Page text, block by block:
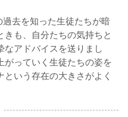
去を知った生徒たちが暗
も、自分たちの気持ちと
なアドバイスを送りまし
がっていく生徒たちの姿を
いう存在の大きさがよく